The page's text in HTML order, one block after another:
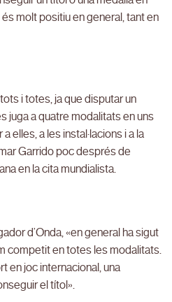
és molt positiu en general, tant en
i totes, ja que disputar un
juga a quatre modalitats en uns
elles, a les instal·lacions i a la
Garrido poc després de
en la cita mundialista.
d’Onda, «en general ha sigut
competit en totes les modalitats.
en joc internacional, una
el títol».